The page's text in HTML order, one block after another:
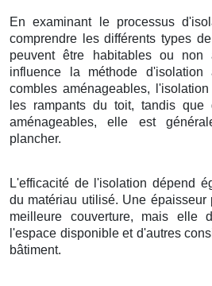
En examinant le processus
comprendre les différents types
peuvent être habitables ou non
influence la méthode
combles aménageables,
les rampants du toit, tandis que
aménageables, elle est
plancher.
L'efficacité de l'isolation dépend
du matériau utilisé. Une épaisseur
meilleure couverture, mais elle
l'espace disponible et d'autres
bâtiment.